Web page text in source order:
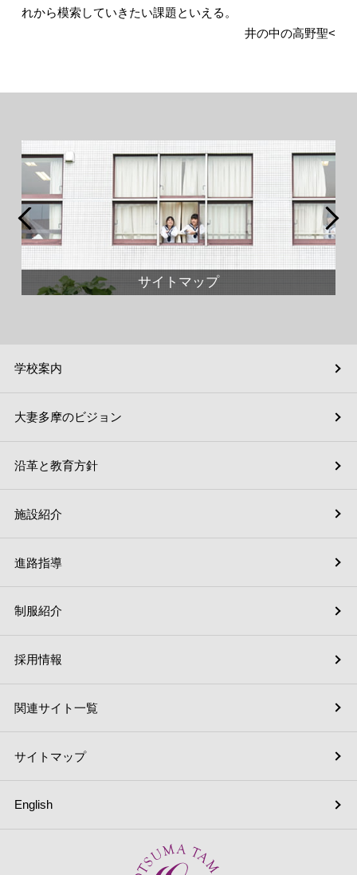
れから模索していきたい課題といえる。
井の中の高野聖<
サイトマップ
学校案内
施設紹介
採用情報
English
大妻多摩のビジョン
進路指導
関連サイト一覧
沿革と教育方針
制服紹介
サイトマップ